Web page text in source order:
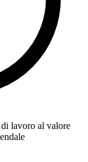
lavoro al valore